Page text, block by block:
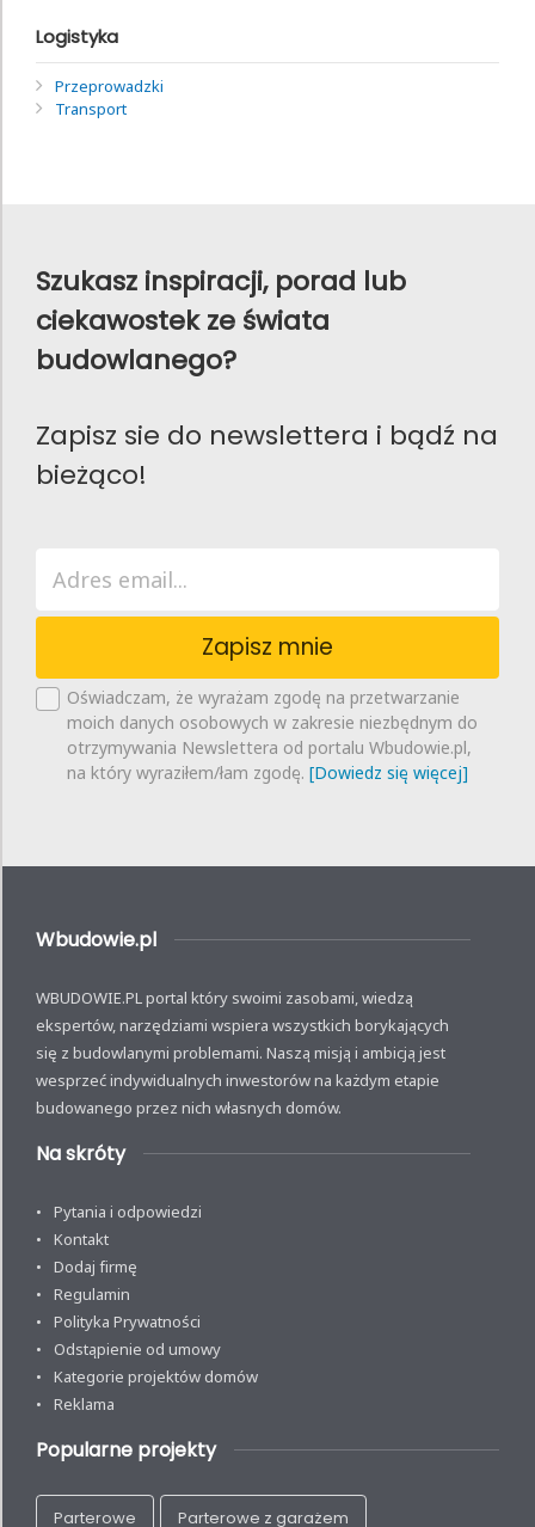
Logistyka
Przeprowadzki
Transport
Szukasz inspiracji, porad lub
ciekawostek ze świata
budowlanego?
Zapisz sie do newslettera i bądź na
bieżąco!
Zapisz mnie
Oświadczam, że wyrażam zgodę na przetwarzanie
moich danych osobowych w zakresie niezbędnym do
otrzymywania Newslettera od portalu Wbudowie.pl,
na który wyraziłem/łam zgodę. [Dowiedz się więcej]
Wbudowie.pl
WBUDOWIE.PL portal który swoimi zasobami, wiedzą
ekspertów, narzędziami wspiera wszystkich borykających
się z budowlanymi problemami. Naszą misją i ambicją jest
wesprzeć indywidualnych inwestorów na każdym etapie
budowanego przez nich własnych domów.
Na skróty
Pytania i odpowiedzi
Kontakt
Dodaj firmę
Regulamin
Polityka Prywatności
Odstąpienie od umowy
Kategorie projektów domów
Reklama
Popularne projekty
Parterowe Parterowe z garażem